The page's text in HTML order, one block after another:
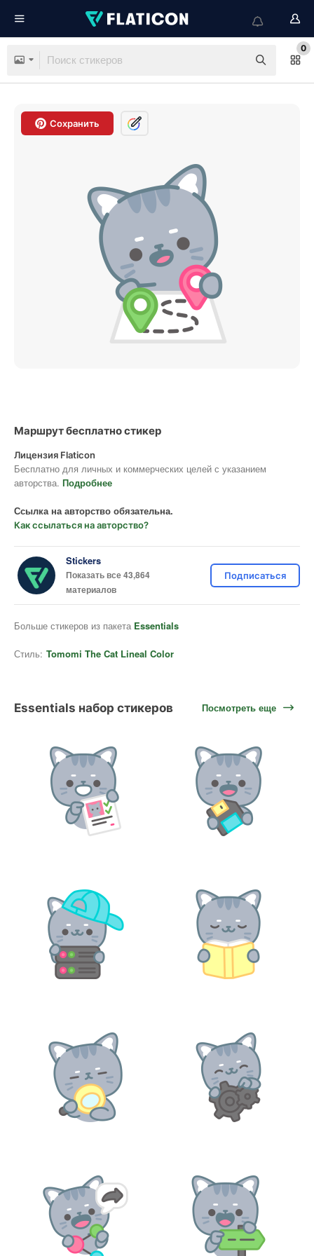
0
Сохранить
Маршрут бесплатно стикер
Лицензия Flaticon
Бесплатно для личных и коммерческих целей с указанием
авторства. Подробнее
Ссылка на авторство обязательна.
Как ссылаться на авторство?
Stickers
Показать все 43,864
материалов
Подписаться
Больше стикеров из пакета Essentials
Стиль: Tomomi The Cat Lineal Color
Essentials набор стикеров Посмотреть еще